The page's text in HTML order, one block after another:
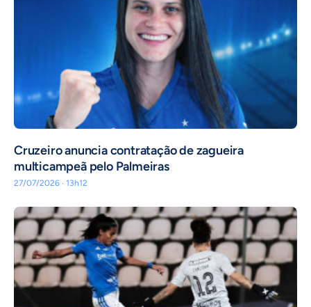
Cruzeiro anuncia contratação de zagueira
multicampeã pelo Palmeiras
27/07/2026 · 13h12